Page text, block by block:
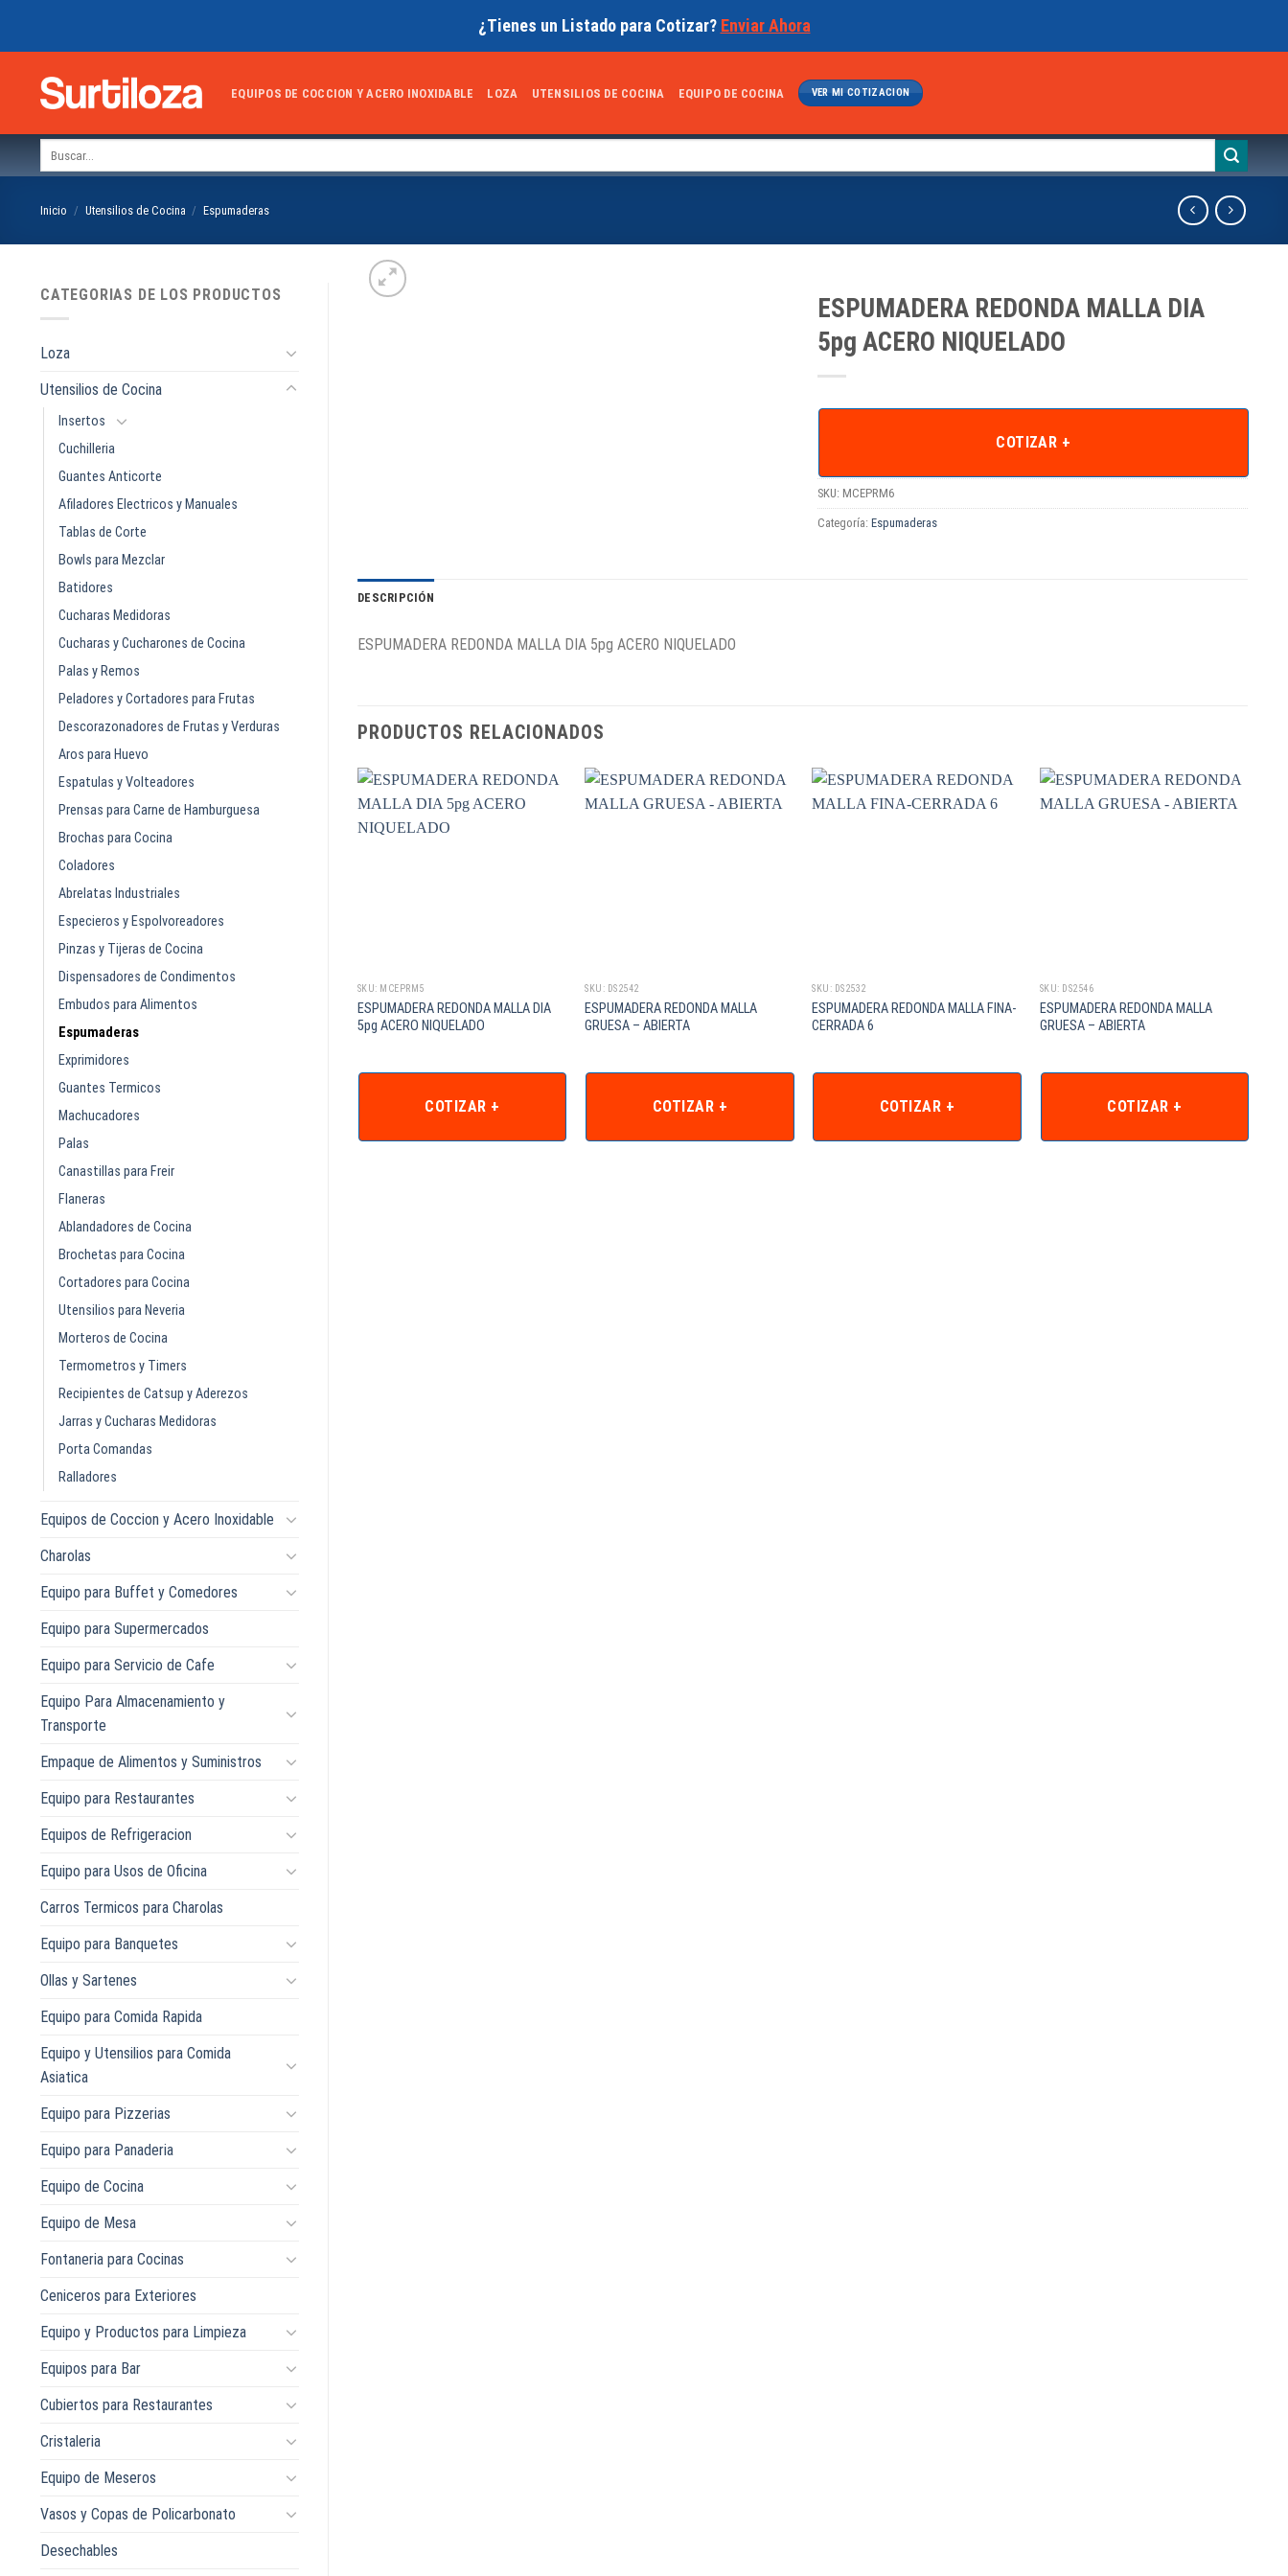
¿Tienes un Listado para Cotizar? Enviar Ahora
EQUIPOS DE COCCION Y ACERO INOXIDABLE LOZA UTENSILIOS DE COCINA EQUIPO DE COCINA VER MI COTIZACION
Inicio / Utensilios de Cocina / Espumaderas
CATEGORIAS DE LOS PRODUCTOS
Loza
Utensilios de Cocina
Insertos
Cuchilleria
Guantes Anticorte
Afiladores Electricos y Manuales
Tablas de Corte
Bowls para Mezclar
Batidores
Cucharas Medidoras
Cucharas y Cucharones de Cocina
Palas y Remos
Peladores y Cortadores para Frutas
Descorazonadores de Frutas y Verduras
Aros para Huevo
Espatulas y Volteadores
Prensas para Carne de Hamburguesa
Brochas para Cocina
Coladores
Abrelatas Industriales
Especieros y Espolvoreadores
Pinzas y Tijeras de Cocina
Dispensadores de Condimentos
Embudos para Alimentos
Espumaderas
Exprimidores
Guantes Termicos
Machucadores
Palas
Canastillas para Freir
Flaneras
Ablandadores de Cocina
Brochetas para Cocina
Cortadores para Cocina
Utensilios para Neveria
Morteros de Cocina
Termometros y Timers
Recipientes de Catsup y Aderezos
Jarras y Cucharas Medidoras
Porta Comandas
Ralladores
Equipos de Coccion y Acero Inoxidable
Charolas
Equipo para Buffet y Comedores
Equipo para Supermercados
Equipo para Servicio de Cafe
Equipo Para Almacenamiento y
Transporte
Empaque de Alimentos y Suministros
Equipo para Restaurantes
Equipos de Refrigeracion
Equipo para Usos de Oficina
Carros Termicos para Charolas
Equipo para Banquetes
Ollas y Sartenes
Equipo para Comida Rapida
Equipo y Utensilios para Comida
Asiatica
Equipo para Pizzerias
Equipo para Panaderia
Equipo de Cocina
Equipo de Mesa
Fontaneria para Cocinas
Ceniceros para Exteriores
Equipo y Productos para Limpieza
Equipos para Bar
Cubiertos para Restaurantes
Cristaleria
Equipo de Meseros
Vasos y Copas de Policarbonato
Desechables
ESPUMADERA REDONDA MALLA DIA
5pg ACERO NIQUELADO
COTIZAR +
SKU: MCEPRM6
Categoría: Espumaderas
DESCRIPCIÓN
ESPUMADERA REDONDA MALLA DIA 5pg ACERO NIQUELADO
PRODUCTOS RELACIONADOS
SKU: MCEPRM5
ESPUMADERA REDONDA MALLA DIA
5pg ACERO NIQUELADO
COTIZAR +
SKU: DS2542
ESPUMADERA REDONDA MALLA
GRUESA – ABIERTA
COTIZAR +
SKU: DS2532
ESPUMADERA REDONDA MALLA FINA-
CERRADA 6
COTIZAR +
SKU: DS2546
ESPUMADERA REDONDA MALLA
GRUESA – ABIERTA
COTIZAR +
MALLA FINA-
ESPUMADERA REDONDA MALLA FINA-
CERRADA 8